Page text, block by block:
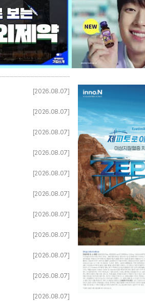
[2026.08.07]
[2026.08.07]
[2026.08.07]
[2026.08.07]
[2026.08.07]
[2026.08.07]
[2026.08.07]
[2026.08.07]
[2026.08.07]
[2026.08.07]
[2026.08.07]